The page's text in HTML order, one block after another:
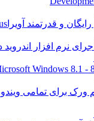
و قدرتمند آویرا
نرم افزار اندروید
ورک برای تمامی